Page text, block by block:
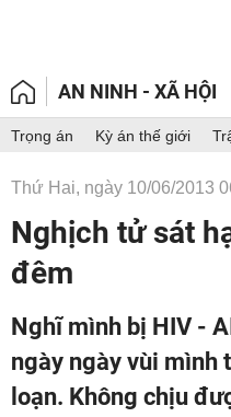
AN NINH - XÃ HỘI
Trọng án Kỳ án thế giới
Thứ Hai, ngày 10/06/2013
Nghịch tử sát
đêm
Nghĩ mình bị HIV -
ngày ngày vùi mình
loạn. Không chịu